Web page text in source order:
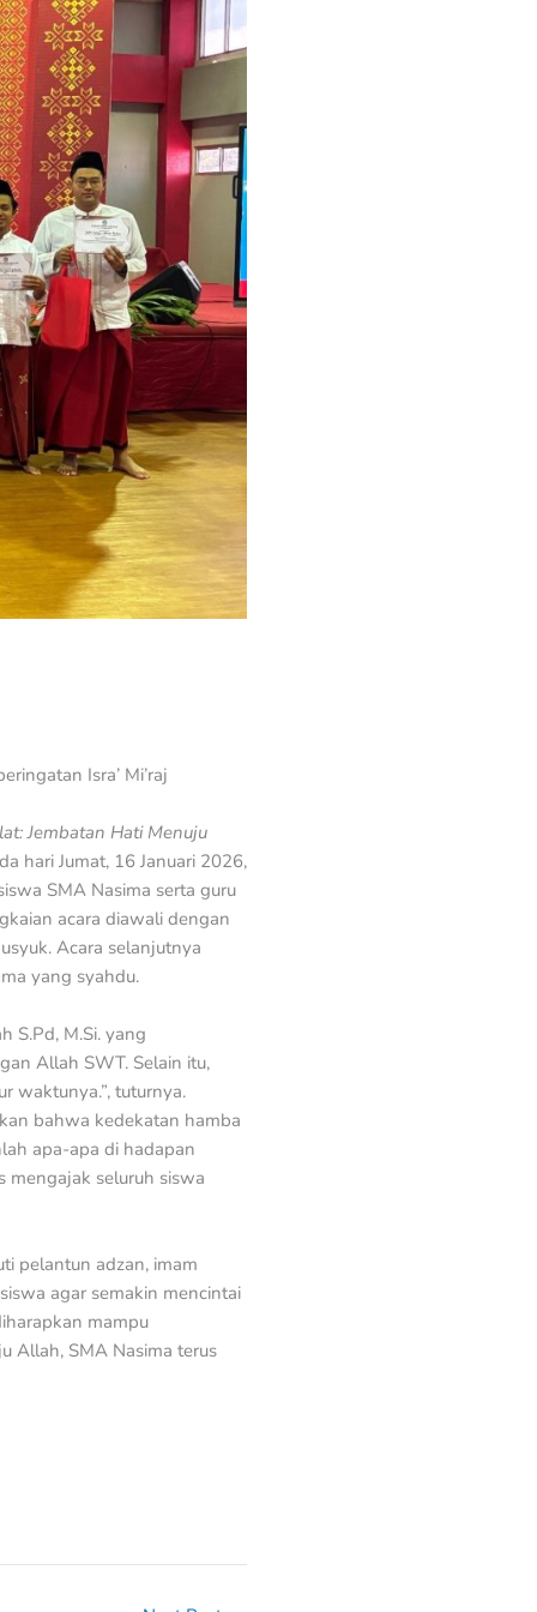
Isra’ Mi’raj
Jembatan Hati Menuju
hari Jumat, 16 Januari 2026,
SMA Nasima serta guru
acara diawali dengan
Acara selanjutnya
yang syahdu.
S.Pd, M.Si. yang
Allah SWT. Selain itu,
waktunya.”, tuturnya.
bahwa kedekatan hamba
apa-apa di hadapan
mengajak seluruh siswa
pelantun adzan, imam
agar semakin mencintai
mampu
Allah, SMA Nasima terus